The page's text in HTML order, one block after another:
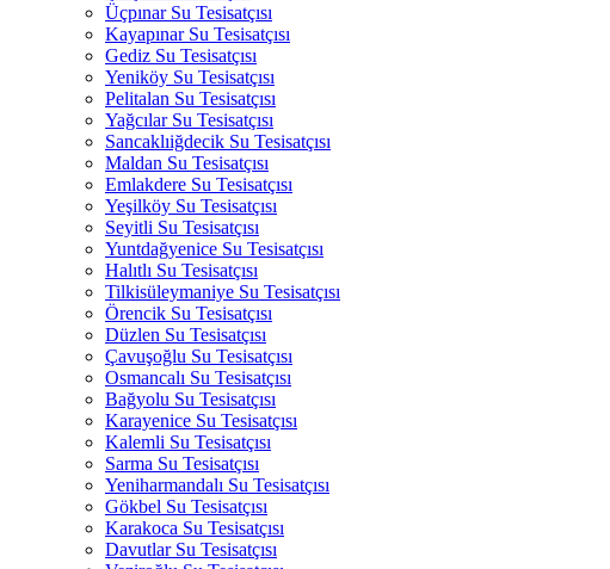
Üçpınar Su Tesisatçısı
Kayapınar Su Tesisatçısı
Gediz Su Tesisatçısı
Yeniköy Su Tesisatçısı
Pelitalan Su Tesisatçısı
Yağcılar Su Tesisatçısı
Sancaklıiğdecik Su Tesisatçısı
Maldan Su Tesisatçısı
Emlakdere Su Tesisatçısı
Yeşilköy Su Tesisatçısı
Seyitli Su Tesisatçısı
Yuntdağyenice Su Tesisatçısı
Halıtlı Su Tesisatçısı
Tilkisüleymaniye Su Tesisatçısı
Örencik Su Tesisatçısı
Düzlen Su Tesisatçısı
Çavuşoğlu Su Tesisatçısı
Osmancalı Su Tesisatçısı
Bağyolu Su Tesisatçısı
Karayenice Su Tesisatçısı
Kalemli Su Tesisatçısı
Sarma Su Tesisatçısı
Yeniharmandalı Su Tesisatçısı
Gökbel Su Tesisatçısı
Karakoca Su Tesisatçısı
Davutlar Su Tesisatçısı